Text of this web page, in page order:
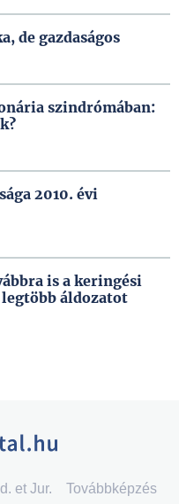
de gazdaságos
szindrómában:
2010. évi
is a keringési
legtöbb áldozatot
et Jur. Továbbképzés